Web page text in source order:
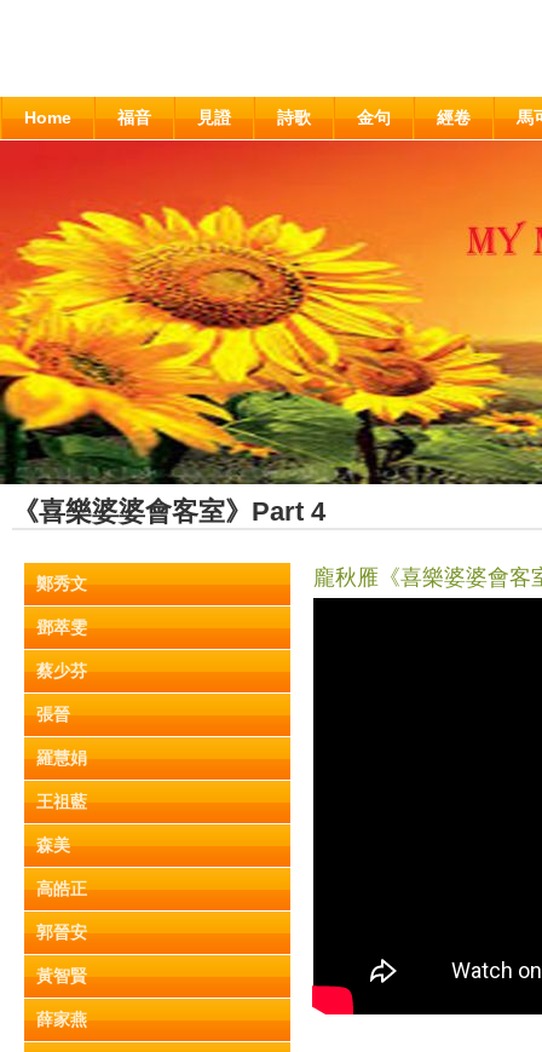
Home 福音 見證 詩歌 金句 經卷 馬
《喜樂婆婆會客室》Part 4
鄭秀文
鄧萃雯
蔡少芬
張晉
羅慧娟
王祖藍
森美
高皓正
郭晉安
黃智賢
薛家燕
龐秋雁《喜樂婆婆會客